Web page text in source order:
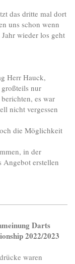
das dritte mal dort
uns schon wenn
Jahr wieder los geht
Herr Hauck,
nur
es war
nicht vergessen
die Möglichkeit
in der
Angebot erstellen
Darts
2022/2023
waren